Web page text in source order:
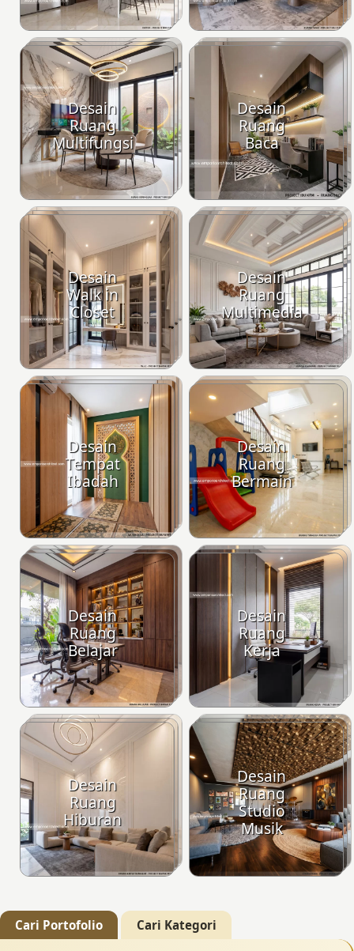
Desain
Ruang
Multifungsi
Desain
Ruang
Baca
Desain
Walk in
Closet
Desain
Ruang
Multimedia
Desain
Tempat
Ibadah
Desain
Ruang
Bermain
Desain
Ruang
Belajar
Desain
Ruang
Kerja
Desain
Ruang
Hiburan
Desain
Ruang
Studio
Musik
Cari Portofolio Cari Kategori